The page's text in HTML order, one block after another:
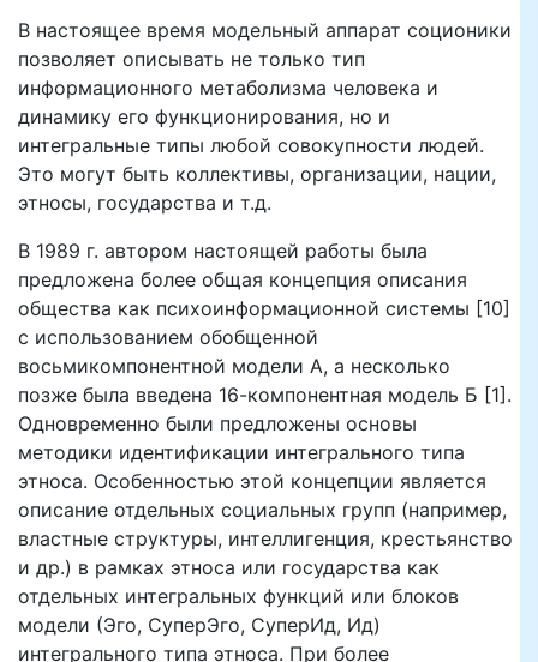
В настоящее время модельный аппарат соционики
позволяет описывать не только тип
информационного метаболизма человека и
динамику его функционирования, но и
интегральные типы любой совокупности людей.
Это могут быть коллективы, организации, нации,
этносы, государства и т.д.
В 1989 г. автором настоящей работы была
предложена более общая концепция описания
общества как психоинформационной системы [10]
с использованием обобщенной
восьмикомпонентной модели А, а несколько
позже была введена 16-компонентная модель Б [1].
Одновременно были предложены основы
методики идентификации интегрального типа
этноса. Особенностью этой концепции является
описание отдельных социальных групп (например,
властные структуры, интеллигенция, крестьянство
и др.) в рамках этноса или государства как
отдельных интегральных функций или блоков
модели (Эго, СуперЭго, СуперИд, Ид)
интегрального типа этноса. При более